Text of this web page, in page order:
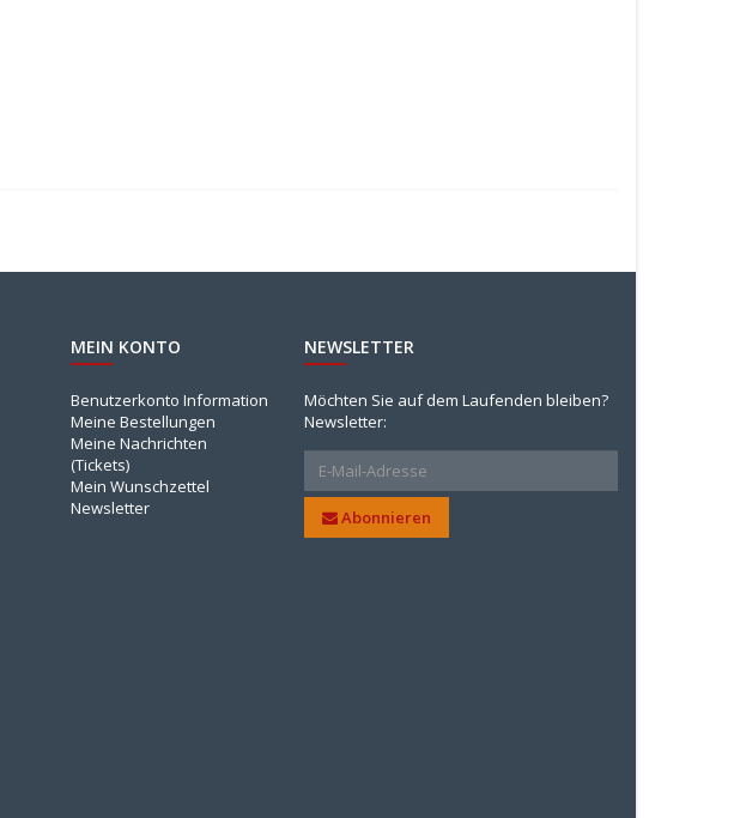
MEIN KONTO
Benutzerkonto Information
Meine Bestellungen
Meine Nachrichten
(Tickets)
Mein Wunschzettel
Newsletter
NEWSLETTER
Möchten Sie auf dem Laufenden bleiben?
Newsletter:
Abonnieren